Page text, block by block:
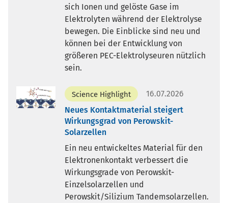
sich Ionen und gelöste Gase im
Elektrolyten während der Elektrolyse
bewegen. Die Einblicke sind neu und
können bei der Entwicklung von
größeren PEC-Elektrolyseuren nützlich
sein.
Science Highlight
16.07.2026
Neues Kontaktmaterial steigert
Wirkungsgrad von Perowskit-
Solarzellen
Ein neu entwickeltes Material für den
Elektronenkontakt verbessert die
Wirkungsgrade von Perowskit-
Einzelsolarzellen und
Perowskit/Silizium Tandemsolarzellen.